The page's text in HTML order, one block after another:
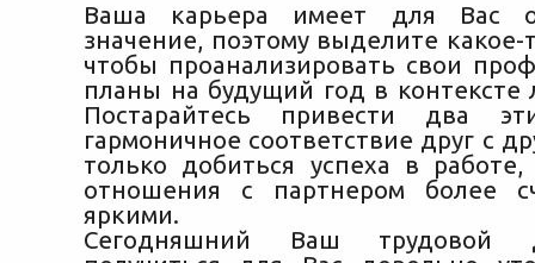
Ваша карьера имеет для Вас
значение, поэтому выделите какое-
чтобы проанализировать свои
планы на будущий год в контексте
Постарайтесь привести два
гармоничное соответствие друг с
только добиться успеха в
отношения с партнером более
яркими.
Сегодняшний Ваш трудовой